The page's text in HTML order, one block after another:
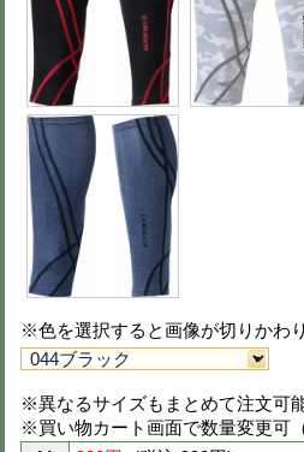
２点以上ご購入で
（割引
ロングスリーブ(